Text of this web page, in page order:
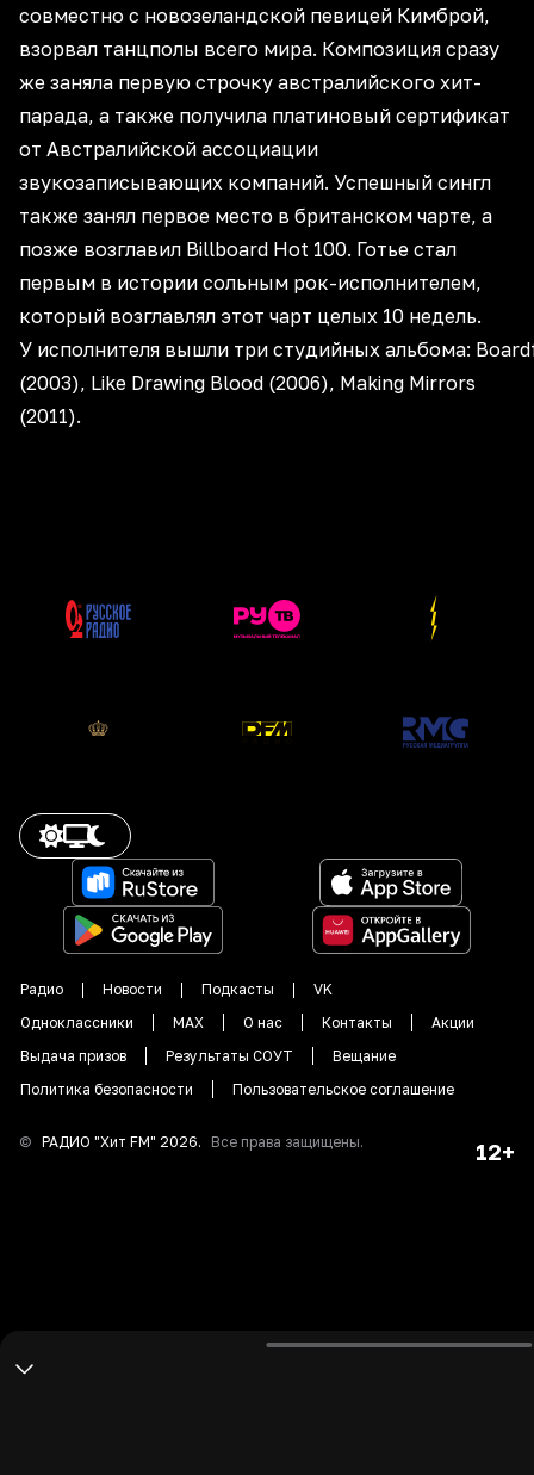
совместно с новозеландской певицей Кимброй,
взорвал танцполы всего мира. Композиция сразу
же заняла первую строчку австралийского хит-
парада, а также получила платиновый сертификат
от Австралийской ассоциации
звукозаписывающих компаний. Успешный сингл
также занял первое место в британском чарте, а
позже возглавил Billboard Hot 100. Готье стал
первым в истории сольным рок-исполнителем,
который возглавлял этот чарт целых 10 недель.
У исполнителя вышли три студийных альбома:
(2003), Like Drawing Blood (2006), Making Mirrors
(2011).
Радио Новости Подкасты
VK
Одноклассники
MAX О нас Контакты
Акции
Выдача призов
Результаты СОУТ
Вещание
Политика безопасности
Пользовательское соглашение
© РАДИО "Хит FM" 2026. Все права защищены. 12+